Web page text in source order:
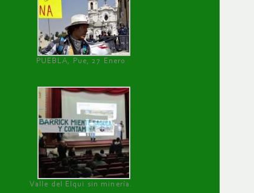
PUEBLA, Pue, 27 Enero
Valle del Elqui sin minería.